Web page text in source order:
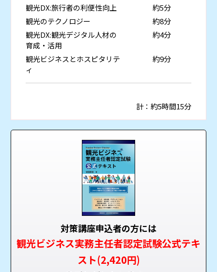
観光DX:旅行者の利便性向上
約5分
観光のテクノロジー
約8分
観光DX:観光デジタル人材の
育成・活用
約4分
観光ビジネスとホスピタリテ
ィ
約9分
計：約5時間15分
対策講座申込者の方には
観光ビジネス実務主任者認定試験公式テキ
スト(2,420円)